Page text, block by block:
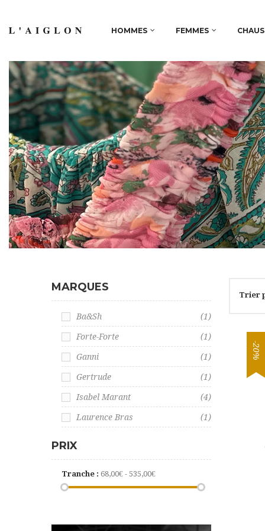
HOMMES FEMMES
MARQUES
Ba&sh (1)
Forte-Forte (1)
Ganni (1)
Gertrude (1)
Isabel Marant (4)
Laurence Bras (1)
PRIX
Tranche : 68,00€ - 535,00€
Trier
-20%